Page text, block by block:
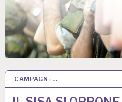
CAMPAGNE…
28 APR 2026